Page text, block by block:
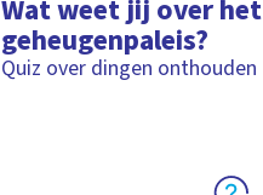
Wat weet jij over het
geheugenpaleis?
Quiz over dingen onthouden